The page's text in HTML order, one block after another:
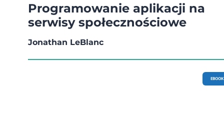
Programowanie aplikacji na
serwisy społecznościowe
Jonathan LeBlanc
EBOOK